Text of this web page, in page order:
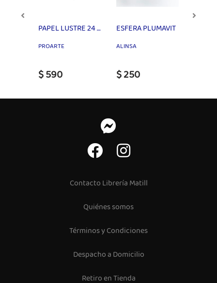
PAPEL LUSTRE 24 HJS 12 COL 10X10cm PROARTE
PROARTE
$ 590
ESFERA PLUMAVIT
ALINSA
$ 250
Contacto Librería Matill
Quiénes somos
Términos y Condiciones
Despacho a Domicilio
Retiro en Tienda